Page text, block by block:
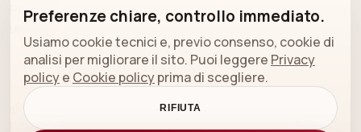
Prenota
→
© 2026 DACOS sistemi srl
Privacy policy
Preferenze chiare, controllo immediato.
Usiamo cookie tecnici e, previo consenso, cookie di
analisi per migliorare il sito. Puoi leggere Privacy
policye Cookie policyprima di scegliere.
RIFIUTA